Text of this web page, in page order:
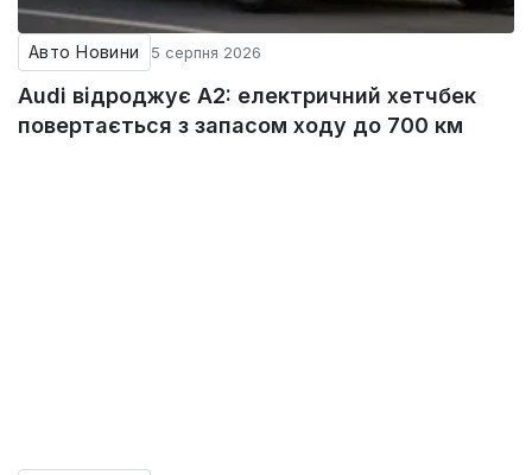
Авто Новини 5 серпня 2026
Audi відроджує A2: електричний хетчбек
повертається з запасом ходу до 700 км